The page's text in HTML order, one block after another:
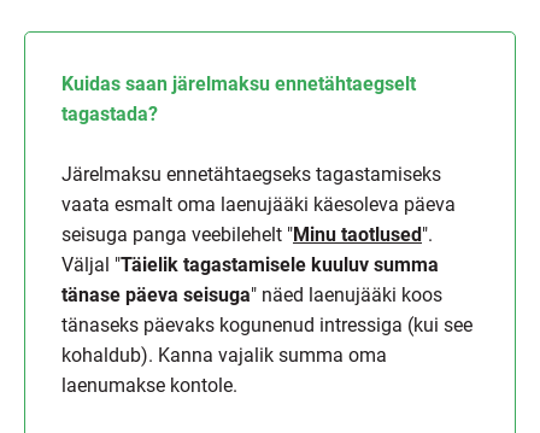
Kuidas saan järelmaksu ennetähtaegselt
tagastada?
Järelmaksu ennetähtaegseks tagastamiseks
vaata esmalt oma laenujääki käesoleva päeva
seisuga panga veebilehelt "Minu taotlused".
Väljal "Täielik tagastamisele kuuluv summa
tänase päeva seisuga" näed laenujääki koos
tänaseks päevaks kogunenud intressiga (kui see
kohaldub). Kanna vajalik summa oma
laenumakse kontole.